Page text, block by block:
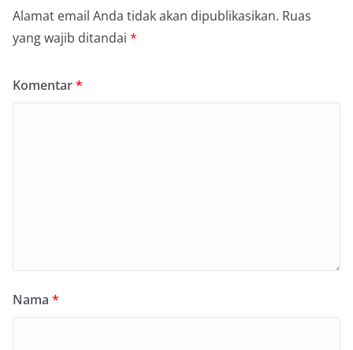
Alamat email Anda tidak akan dipublikasikan. Ruas
yang wajib ditandai *
Komentar*
Nama *